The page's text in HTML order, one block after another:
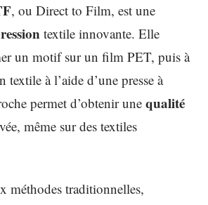
, ou Direct to Film, est une
textile innovante. Elle
un motif sur un film PET, puis à
textile à l’aide d’une presse à
permet d’obtenir une qualité
même sur des textiles
méthodes traditionnelles,